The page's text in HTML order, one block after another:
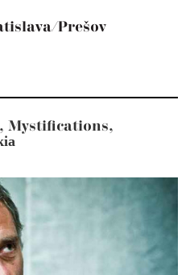
Prešov
Mystifications,